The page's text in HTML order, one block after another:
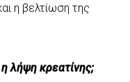
η βελτίωση της
λήψη κρεατίνης;